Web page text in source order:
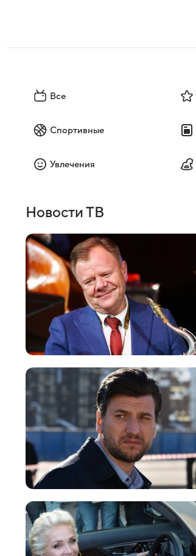
Все
Спортивные
Увлечения
Новости ТВ